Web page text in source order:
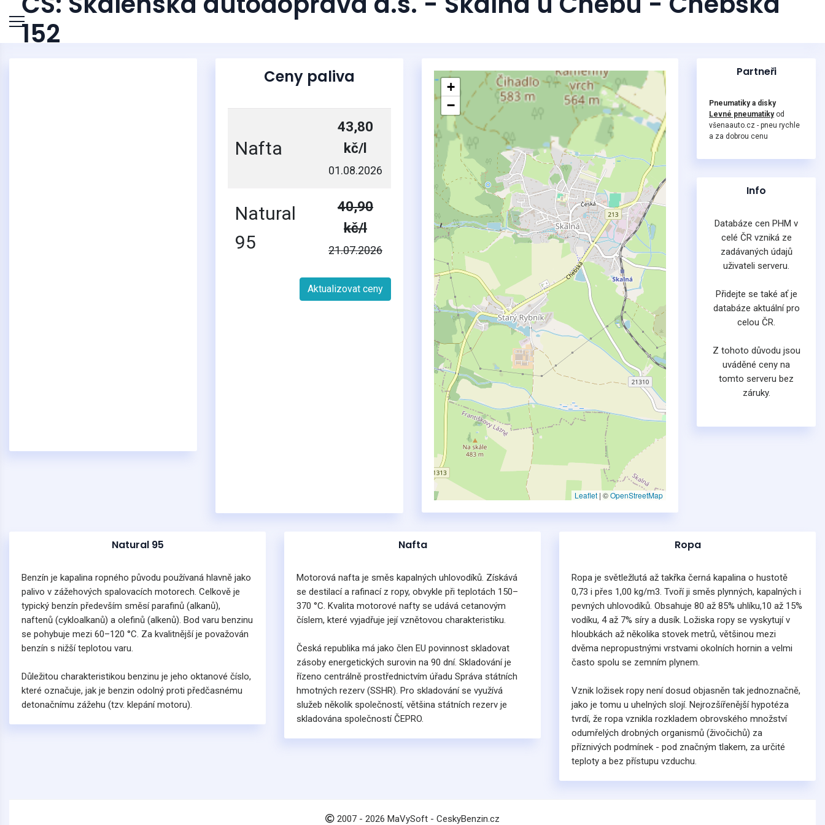
152
Ceny paliva
Nafta
43,80
kč/l
01.08.2026
Natural
95
40,90
kč/l
21.07.2026
Aktualizovat ceny
+
−
Leaflet | ©OpenStreetMap
Partneři
Pneumatiky a disky
Levné pneumatikyod
všenaauto.cz - pneu rychle
a za dobrou cenu
Info
Databáze cen PHM v
celé ČR vzniká ze
zadávaných údajů
uživateli serveru.
Přidejte se také ať je
databáze aktuální pro
celou ČR.
Z tohoto důvodu jsou
uváděné ceny na
tomto serveru bez
záruky.
Natural 95
Benzín je kapalina ropného původu používaná hlavně jako
palivo v zážehových spalovacích motorech. Celkově je
typický benzín především směsí parafinů (alkanů),
naftenů (cykloalkanů) a olefinů (alkenů). Bod varu benzinu
se pohybuje mezi 60–120 °C. Za kvalitnější je považován
benzín s nižší teplotou varu.
Důležitou charakteristikou benzinu je jeho oktanové číslo,
které označuje, jak je benzin odolný proti předčasnému
detonačnímu zážehu (tzv. klepání motoru).
Nafta
Motorová nafta je směs kapalných uhlovodíků. Získává
se destilací a rafinací z ropy, obvykle při teplotách 150–
370 °C. Kvalita motorové nafty se udává cetanovým
číslem, které vyjadřuje její vznětovou charakteristiku.
Česká republika má jako člen EU povinnost skladovat
zásoby energetických surovin na 90 dní. Skladování je
řízeno centrálně prostřednictvím úřadu Správa státních
hmotných rezerv (SSHR). Pro skladování se využívá
služeb několik společností, většina státních rezerv je
skladována společností ČEPRO.
Ropa
Ropa je světležlutá až takřka černá kapalina o hustotě
0,73 i přes 1,00 kg/m3. Tvoří ji směs plynných, kapalných i
pevných uhlovodíků. Obsahuje 80 až 85% uhlíku,10 až 15%
vodíku, 4 až 7% síry a dusík. Ložiska ropy se vyskytují v
hloubkách až několika stovek metrů, většinou mezi
dvěma nepropustnými vrstvami okolních hornin a velmi
často spolu se zemním plynem.
Vznik ložisek ropy není dosud objasněn tak jednoznačně,
jako je tomu u uhelných slojí. Nejrozšířenější hypotéza
tvrdí, že ropa vznikla rozkladem obrovského množství
odumřelých drobných organismů (živočichů) za
příznivých podmínek - pod značným tlakem, za určité
teploty a bez přístupu vzduchu.
2007 - 2026 MaVySoft - CeskyBenzin.cz